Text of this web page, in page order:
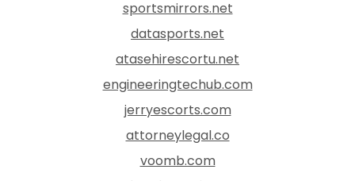
sportsmirrors.net
datasports.net
atasehirescortu.net
engineeringtechub.com
jerryescorts.com
attorneylegal.co
voomb.com